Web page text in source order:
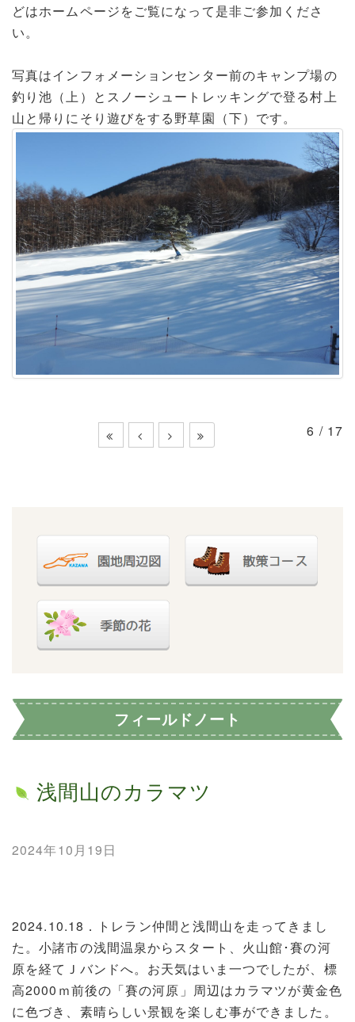
どはホームページをご覧になって是非ご参加くださ
い。
写真はインフォメーションセンター前のキャンプ場の
釣り池（上）とスノーシュートレッキングで登る村上
山と帰りにそり遊びをする野草園（下）です。
6 / 17
フィールドノート
浅間山のカラマツ
2024年10月19日
2024.10.18．トレラン仲間と浅間山を走ってきまし
た。小諸市の浅間温泉からスタート、火山館･賽の河
原を経てＪバンドへ。お天気はいま一つでしたが、標
高2000ｍ前後の「賽の河原」周辺はカラマツが黄金色
に色づき、素晴らしい景観を楽しむ事ができました。